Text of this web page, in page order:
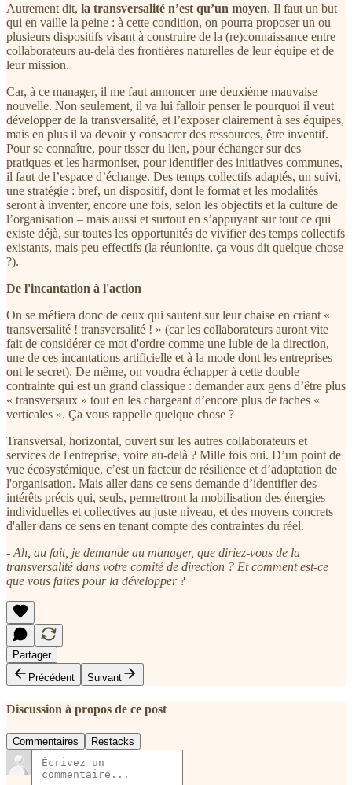
Autrement dit, la transversalité n’est qu’un moyen. Il faut un but
qui en vaille la peine : à cette condition, on pourra proposer un ou
plusieurs dispositifs visant à construire de la (re)connaissance entre
collaborateurs au-delà des frontières naturelles de leur équipe et de
leur mission.
Car, à ce manager, il me faut annoncer une deuxième mauvaise
nouvelle. Non seulement, il va lui falloir penser le pourquoi il veut
développer de la transversalité, et l’exposer clairement à ses équipes,
mais en plus il va devoir y consacrer des ressources, être inventif.
Pour se connaître, pour tisser du lien, pour échanger sur des
pratiques et les harmoniser, pour identifier des initiatives communes,
il faut de l’espace d’échange. Des temps collectifs adaptés, un suivi,
une stratégie : bref, un dispositif, dont le format et les modalités
seront à inventer, encore une fois, selon les objectifs et la culture de
l’organisation – mais aussi et surtout en s’appuyant sur tout ce qui
existe déjà, sur toutes les opportunités de vivifier des temps collectifs
existants, mais peu effectifs (la réunionite, ça vous dit quelque chose
?).
De l'incantation à l'action
On se méfiera donc de ceux qui sautent sur leur chaise en criant «
transversalité ! transversalité ! » (car les collaborateurs auront vite
fait de considérer ce mot d'ordre comme une lubie de la direction,
une de ces incantations artificielle et à la mode dont les entreprises
ont le secret). De même, on voudra échapper à cette double
contrainte qui est un grand classique : demander aux gens d’être plus
« transversaux » tout en les chargeant d’encore plus de taches «
verticales ». Ça vous rappelle quelque chose ?
Transversal, horizontal, ouvert sur les autres collaborateurs et
services de l'entreprise, voire au-delà ? Mille fois oui. D’un point de
vue écosystémique, c’est un facteur de résilience et d’adaptation de
l'organisation. Mais aller dans ce sens demande d’identifier des
intérêts précis qui, seuls, permettront la mobilisation des énergies
individuelles et collectives au juste niveau, et des moyens concrets
d'aller dans ce sens en tenant compte des contraintes du réel.
- Ah, au fait, je demande au manager, que diriez-vous de la
transversalité dans votre comité de direction ? Et comment est-ce
que vous faites pour la développer?
Partager
Précédent
Suivant
Discussion à propos de ce post
Commentaires Restacks